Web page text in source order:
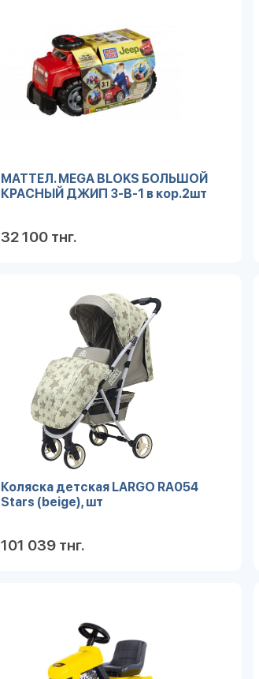
МАТТЕЛ. MEGA BLOKS БОЛЬШОЙ
КРАСНЫЙ ДЖИП 3-В-1 в кор.2шт
32 100 тнг.
Коляска детская LARGO RA054
Stars (beige), шт
101 039 тнг.